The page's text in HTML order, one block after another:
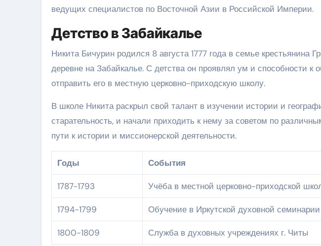
ведущих специалистов по Восточной Азии в Российской Империи.
Детство в Забайкалье
Никита Бичурин родился 8 августа 1777 года в семье крестьянина
деревне на Забайкалье. С детства он проявлял ум и способности
отправить его в местную церковно-приходскую школу.
В школе Никита раскрыл свой талант в изучении истории и
старательность, и начали приходить к нему за советом по
пути к истории и миссионерской деятельности.
Годы События
1787-1793 Учёба в местной церковно-приходской
1794-1799 Обучение в Иркутской духовной семинарии
1800-1809 Служба в духовных учреждениях г. Читы